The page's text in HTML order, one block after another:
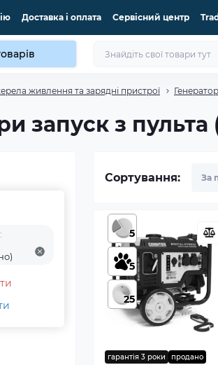
Доставка і оплата Сервісний центр
живлення та зарядні пристрої
запуск з
Сортування:
гарантія 3 роки продано
5
5
25